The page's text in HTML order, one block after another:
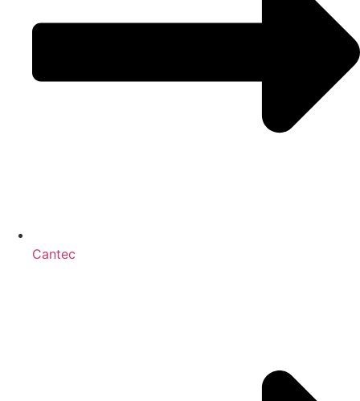
Cantec